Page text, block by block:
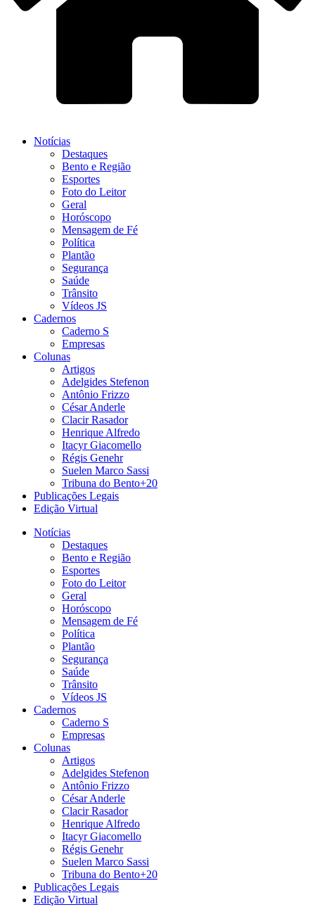
Notícias
Destaques
Bento e Região
Esportes
Foto do Leitor
Geral
Horóscopo
Mensagem de Fé
Política
Plantão
Segurança
Saúde
Trânsito
Vídeos JS
Cadernos
Caderno S
Empresas
Colunas
Artigos
Adelgides Stefenon
Antônio Frizzo
César Anderle
Clacir Rasador
Henrique Alfredo
Itacyr Giacomello
Régis Genehr
Suelen Marco Sassi
Tribuna do Bento+20
Publicações Legais
Edição Virtual
Notícias
Destaques
Bento e Região
Esportes
Foto do Leitor
Geral
Horóscopo
Mensagem de Fé
Política
Plantão
Segurança
Saúde
Trânsito
Vídeos JS
Cadernos
Caderno S
Empresas
Colunas
Artigos
Adelgides Stefenon
Antônio Frizzo
César Anderle
Clacir Rasador
Henrique Alfredo
Itacyr Giacomello
Régis Genehr
Suelen Marco Sassi
Tribuna do Bento+20
Publicações Legais
Edição Virtual